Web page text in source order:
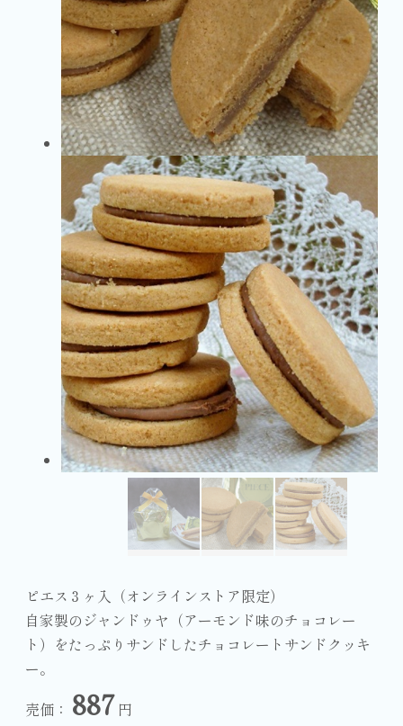
ピエス３ヶ入（オンラインストア限定）
自家製のジャンドゥヤ（アーモンド味のチョコレー
ト）をたっぷりサンドしたチョコレートサンドクッキ
ー。
売価： 887 円